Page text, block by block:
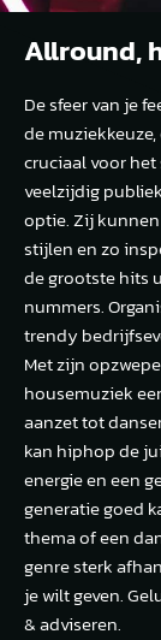
Allround,
De sfeer van je
de
cruciaal voor het
veelzijdig
optie. Zij
stijlen en zo
de grootste hits
nummers.
trendy
Met zijn
housemuziek
aanzet tot
kan hiphop de
energie en een
generatie goed
thema of een
genre sterk
je wilt geven.
& adviseren.